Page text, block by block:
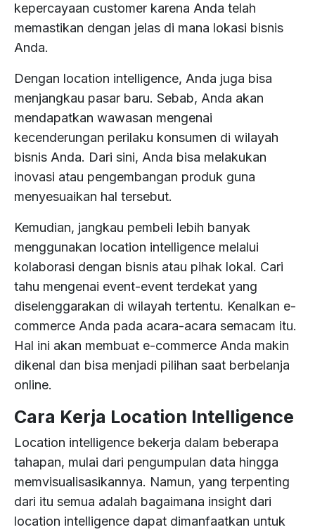
kepercayaan customer karena Anda telah
memastikan dengan jelas di mana lokasi bisnis
Anda.
Dengan location intelligence, Anda juga bisa
menjangkau pasar baru. Sebab, Anda akan
mendapatkan wawasan mengenai
kecenderungan perilaku konsumen di wilayah
bisnis Anda. Dari sini, Anda bisa melakukan
inovasi atau pengembangan produk guna
menyesuaikan hal tersebut.
Kemudian, jangkau pembeli lebih banyak
menggunakan location intelligence melalui
kolaborasi dengan bisnis atau pihak lokal. Cari
tahu mengenai event-event terdekat yang
diselenggarakan di wilayah tertentu. Kenalkan e-
commerce Anda pada acara-acara semacam itu.
Hal ini akan membuat e-commerce Anda makin
dikenal dan bisa menjadi pilihan saat berbelanja
online.
Cara Kerja Location Intelligence
Location intelligence bekerja dalam beberapa
tahapan, mulai dari pengumpulan data hingga
memvisualisasikannya. Namun, yang terpenting
dari itu semua adalah bagaimana insight dari
location intelligence dapat dimanfaatkan untuk